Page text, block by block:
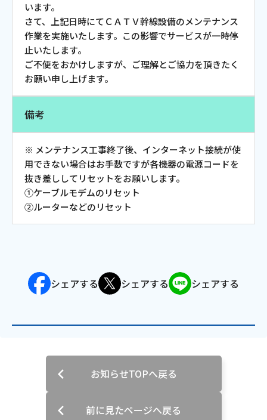
おトクなプラン
パンフレット・チラシ
会社案内
お知らせ
サイトマップ
放送基準
安全・安心マーク
安全・安心ガイド
放送番組審議会議事録
情報セキュリティ基本方針
ご利用約款・重要事項説明書
います。
さて、上記日時にてＣＡＴＶ幹線設備のメンテナンス
作業を実施いたします。この影響でサービスが一時停
止いたします。
ご不便をおかけしますが、ご理解とご協力を頂きたく
お願い申し上げます。
備考
※ メンテナンス工事終了後、インターネット接続が使
用できない場合はお手数ですが各機器の電源コードを
抜き差ししてリセットをお願いします。
①ケーブルモデムのリセット
②ルーターなどのリセット
シェアする シェアする シェアする
お知らせTOPへ戻る
前に見たページへ戻る